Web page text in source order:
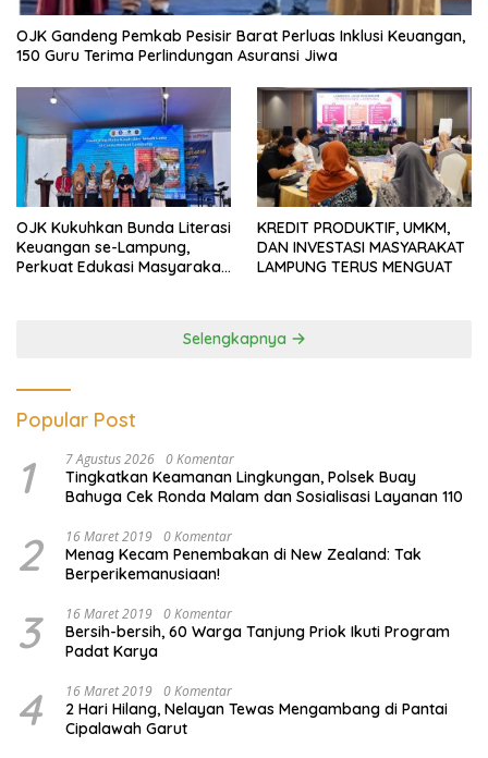
OJK Gandeng Pemkab Pesisir Barat Perluas Inklusi Keuangan,
150 Guru Terima Perlindungan Asuransi Jiwa
OJK Kukuhkan Bunda Literasi
Keuangan se-Lampung,
Perkuat Edukasi Masyarakat
KREDIT PRODUKTIF, UMKM,
DAN INVESTASI MASYARAKAT
LAMPUNG TERUS MENGUAT
Selengkapnya
Popular Post
1 7 Agustus 2026 0 Komentar
Tingkatkan Keamanan Lingkungan, Polsek Buay
Bahuga Cek Ronda Malam dan Sosialisasi Layanan 110
2 16 Maret 2019 0 Komentar
Menag Kecam Penembakan di New Zealand: Tak
Berperikemanusiaan!
3 16 Maret 2019 0 Komentar
Bersih-bersih, 60 Warga Tanjung Priok Ikuti Program
Padat Karya
4 16 Maret 2019 0 Komentar
2 Hari Hilang, Nelayan Tewas Mengambang di Pantai
Cipalawah Garut